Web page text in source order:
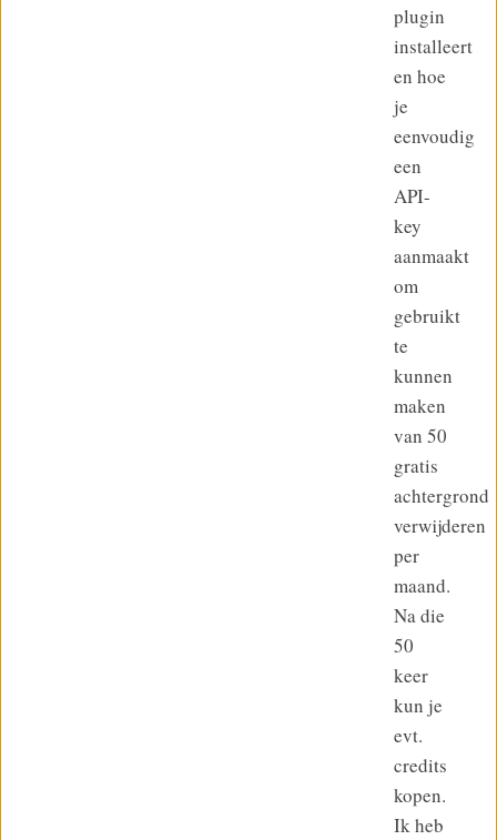
plugin
installeert
en hoe
je
eenvoudig
een
API-
key
aanmaakt
om
gebruikt
te
kunnen
maken
van 50
gratis
achtergrond
verwijderen
per
maand.
Na die
50
keer
kun je
evt.
credits
kopen.
Ik heb